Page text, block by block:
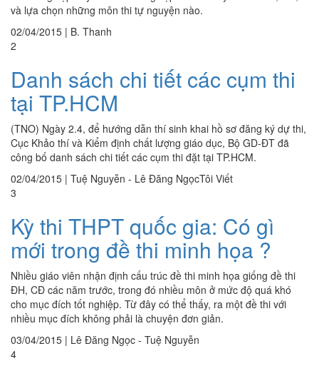
và lựa chọn những môn thi tự nguyện nào.
02/04/2015 | B. Thanh
2
Danh sách chi tiết các cụm thi
tại TP.HCM
(TNO) Ngày 2.4, để hướng dẫn thí sinh khai hồ sơ đăng ký dự thi,
Cục Khảo thí và Kiểm định chất lượng giáo dục, Bộ GD-ĐT đã
công bố danh sách chi tiết các cụm thi đặt tại TP.HCM.
02/04/2015 | Tuệ Nguyễn - Lê Đăng NgọcTôi Viết
3
Kỳ thi THPT quốc gia: Có gì
mới trong đề thi minh họa ?
Nhiều giáo viên nhận định cấu trúc đề thi minh họa giống đề thi
ĐH, CĐ các năm trước, trong đó nhiều môn ở mức độ quá khó
cho mục đích tốt nghiệp. Từ đây có thể thấy, ra một đề thi với
nhiều mục đích không phải là chuyện đơn giản.
03/04/2015 | Lê Đăng Ngọc - Tuệ Nguyễn
4